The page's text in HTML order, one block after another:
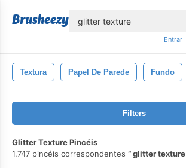
Entrar
Textura Papel De Parede Fundo
Filters
Glitter Texture Pincéis
1.747 pincéis correspondentes
glitter texture